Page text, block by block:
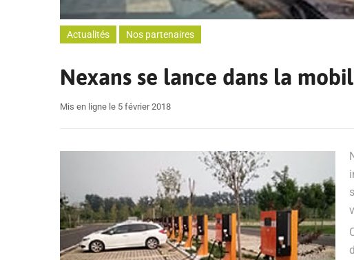
Actualités Nos partenaires
Nexans se lance dans la
Mis en ligne le 5 février 2018